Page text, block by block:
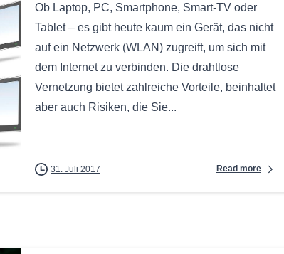
Ob Laptop, PC, Smartphone, Smart-TV oder
Tablet – es gibt heute kaum ein Gerät, das nicht
auf ein Netzwerk (WLAN) zugreift, um sich mit
dem Internet zu verbinden. Die drahtlose
Vernetzung bietet zahlreiche Vorteile, beinhaltet
aber auch Risiken, die Sie...
31. Juli 2017 Read more